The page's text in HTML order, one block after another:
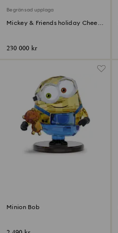
Begränsad upplaga
Mickey & Friends holiday Cheer
230 000 kr
Minion Bob